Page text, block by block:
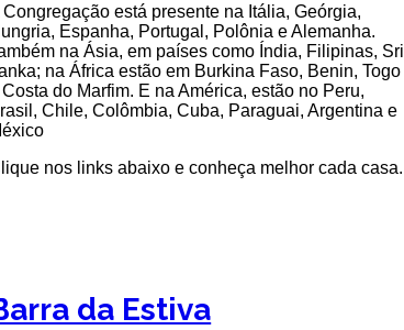
Congregação está presente na Itália, Geórgia,
Espanha, Portugal, Polônia e Alemanha.
na Ásia, em países como Índia, Filipinas, Sri
na África estão em Burkina Faso, Benin, Togo
do Marfim. E na América, estão no Peru,
Chile, Colômbia, Cuba, Paraguai, Argentina e
nos links abaixo e conheça melhor cada casa.
da Estiva